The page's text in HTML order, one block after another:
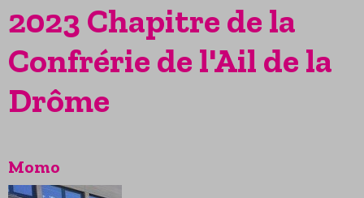
2023 Chapitre de la
Confrérie de l'Ail de la
Drôme
Momo